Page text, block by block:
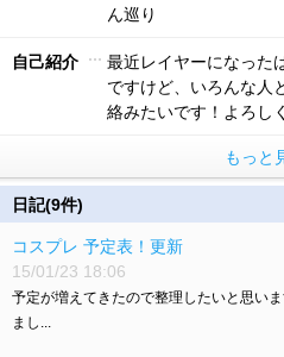
ん巡り
自己紹介
最近レイヤーになった
ですけど、いろんな人
絡みたいです！よろし
もっと
日記(9件)
コスプレ 予定表！更新
15/01/23 18:06
予定が増えてきたので整理したいと思い
まし...